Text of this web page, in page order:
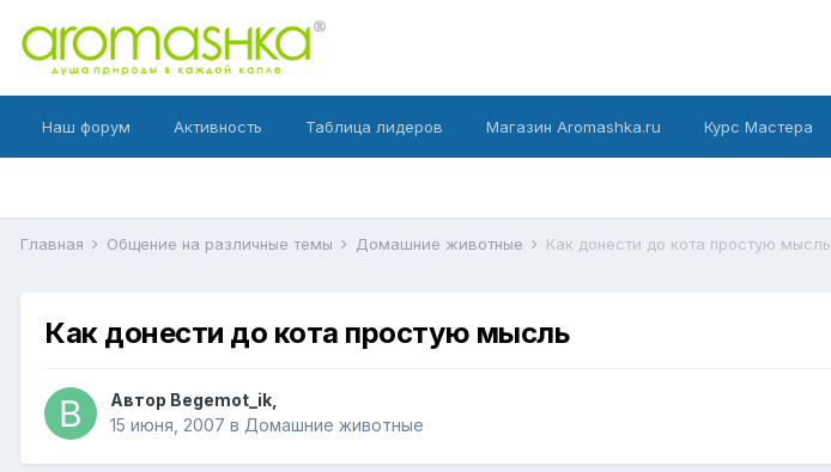
Наш форум Активность Таблица лидеров Магазин Aromashka.ru Курс Мастера
Главная Общение на различные темы Домашние животные Как донести до кота простую мысль
Как донести до кота простую мысль
Автор Begemot_ik
15 июня, 2007 в Домашние животные